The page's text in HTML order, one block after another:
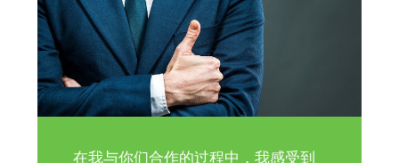
在我与你们合作的过程中，我感受到